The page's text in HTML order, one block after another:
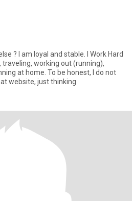
? I am loyal and stable. I Work Hard
traveling, working out (running),
at home. To be honest, I do not
website, just thinking